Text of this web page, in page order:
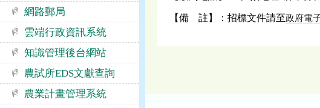
網路郵局
雲端行政資訊系統
知識管理後台網站
農試所EDS文獻查詢
農業計畫管理系統
【備 註】：招標文件請至政府電